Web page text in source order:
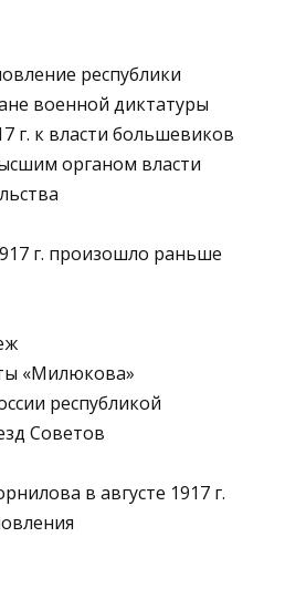
республики
военной диктатуры
г. к власти большевиков
органом власти
г. произошло раньше
«Милюкова»
республикой
Советов
в августе 1917 г.